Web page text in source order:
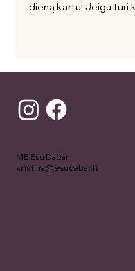
dieną kartu! Jeigu turi
MB Esu Dabar
kristina@esudabar.lt